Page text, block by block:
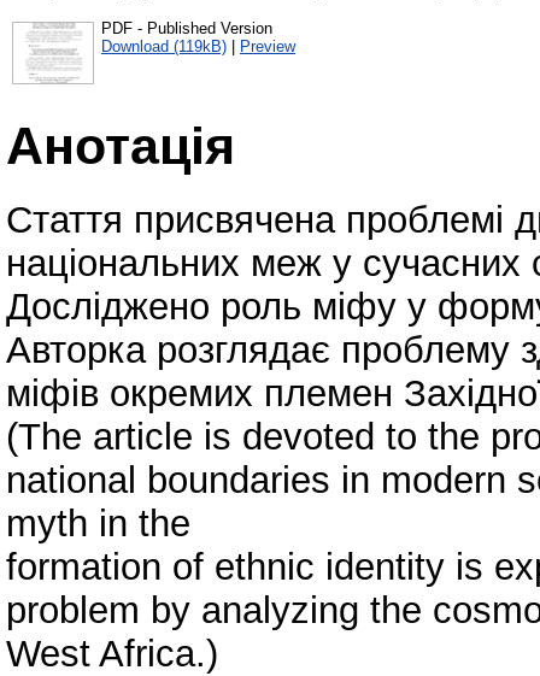
PDF - Published Version
Download (119kB) | Preview
Анотація
Стаття присвячена проблемі
національних меж у сучасних
Досліджено роль міфу у
Авторка розглядає проблему
міфів окремих племен
(The article is devoted to the
national boundaries in modern
myth in the
formation of ethnic identity is
problem by analyzing the
West Africa.)